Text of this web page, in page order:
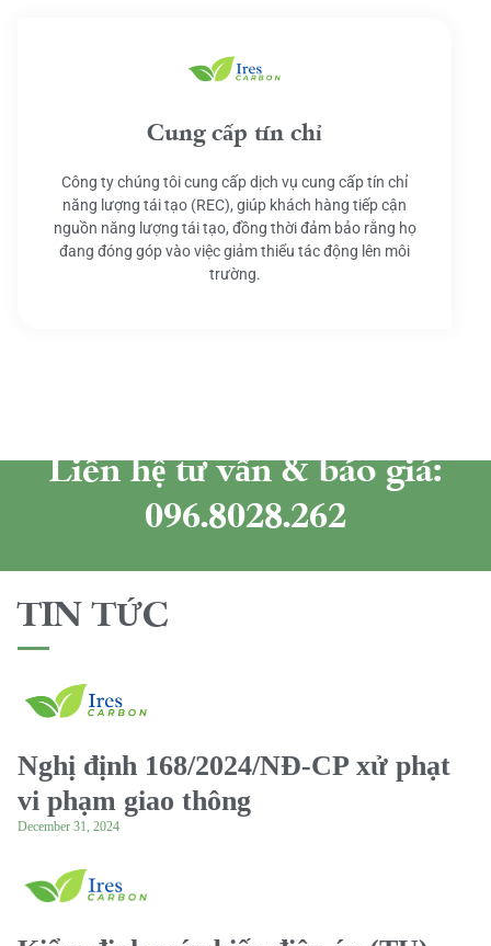
Cung cấp tín chỉ
Công ty chúng tôi cung cấp dịch vụ cung cấp tín chỉ
năng lượng tái tạo (REC), giúp khách hàng tiếp cận
nguồn năng lượng tái tạo, đồng thời đảm bảo rằng họ
đang đóng góp vào việc giảm thiểu tác động lên môi
trường.
Liên hệ tư vấn & báo giá:
096.8028.262
TIN TỨC
Nghị định 168/2024/NĐ-CP xử phạt
vi phạm giao thông
December 31, 2024